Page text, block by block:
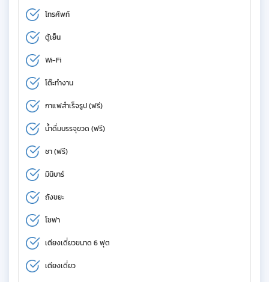
โทรศัพท์
ตู้เย็น
Wi-Fi
โต๊ะทำงาน
กาแฟสำเร็จรูป (ฟรี)
น้ำดื่มบรรจุขวด (ฟรี)
ชา (ฟรี)
มินิบาร์
ถังขยะ
โซฟา
เตียงเดี่ยวขนาด 6 ฟุต
เตียงเดี่ยว